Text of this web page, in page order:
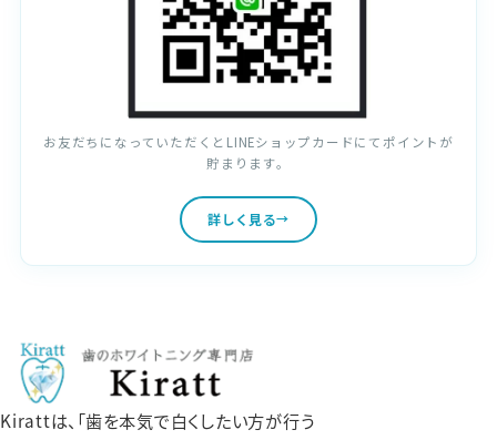
お友だちになっていただくとLINEショップカードにてポイントが
貯まります。
詳しく見る
Kirattは、「歯を本気で白くしたい方が行う